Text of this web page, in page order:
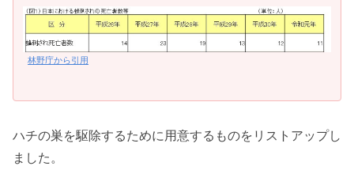
林野庁から引用
ハチの巣を駆除するために用意するものをリストアップし
ました。